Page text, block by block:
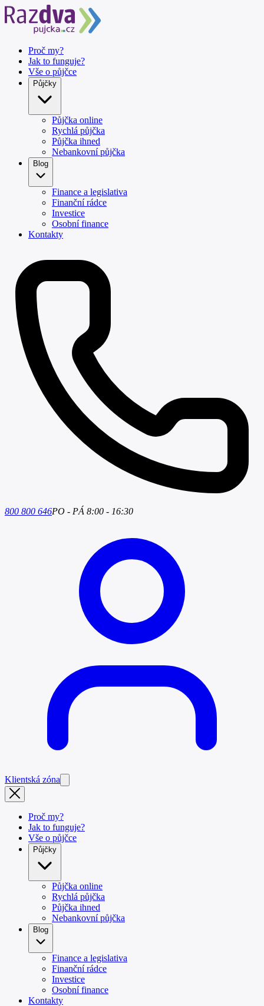
Proč my?
Jak to funguje?
Vše o půjčce
Půjčky
Půjčka online
Rychlá půjčka
Půjčka ihned
Nebankovní půjčka
Blog
Finance a legislativa
Finanční rádce
Investice
Osobní finance
Kontakty
800 800 646PO - PÁ 8:00 - 16:30
Klientská zóna
Proč my?
Jak to funguje?
Vše o půjčce
Půjčky
Půjčka online
Rychlá půjčka
Půjčka ihned
Nebankovní půjčka
Blog
Finance a legislativa
Finanční rádce
Investice
Osobní finance
Kontakty